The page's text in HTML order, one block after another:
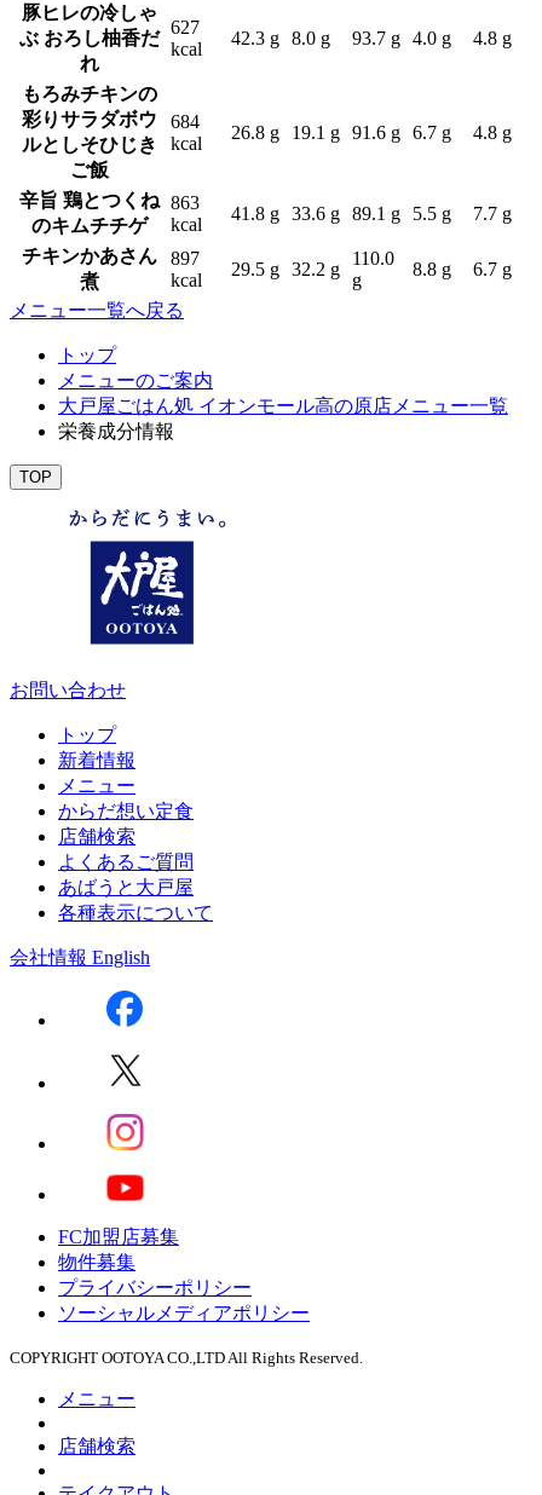
豚ヒレの冷しゃ
ぶ おろし柚香だ
れ
627
kcal
42.3 g 8.0 g 93.7 g 4.0 g 4.8 g
もろみチキンの
彩りサラダボウ
ルとしそひじき
ご飯
684
kcal
26.8 g 19.1 g 91.6 g 6.7 g 4.8 g
辛旨 鶏とつくね
のキムチチゲ
863
kcal
41.8 g 33.6 g 89.1 g 5.5 g 7.7 g
チキンかあさん
煮
897
kcal
29.5 g 32.2 g
110.0
g
8.8 g
6.7 g
メニュー一覧へ戻る
トップ
メニューのご案内
大戸屋ごはん処 イオンモール高の原店メニュー一覧
栄養成分情報
TOP
お問い合わせ
トップ
新着情報
メニュー
からだ想い定食
店舗検索
よくあるご質問
あばうと大戸屋
各種表示について
会社情報 English
FC加盟店募集
物件募集
プライバシーポリシー
ソーシャルメディアポリシー
COPYRIGHT OOTOYA CO.,LTD All Rights Reserved.
メニュー
店舗検索